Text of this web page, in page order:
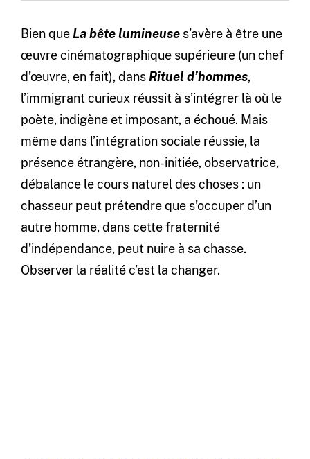
Bien que La bête lumineuses’avère à être une
œuvre cinématographique supérieure (un chef
d’œuvre, en fait), dans Rituel d’hommes,
l’immigrant curieux réussit à s’intégrer là où le
poète, indigène et imposant, a échoué. Mais
même dans l’intégration sociale réussie, la
présence étrangère, non-initiée, observatrice,
débalance le cours naturel des choses : un
chasseur peut prétendre que s’occuper d’un
autre homme, dans cette fraternité
d’indépendance, peut nuire à sa chasse.
Observer la réalité c’est la changer.